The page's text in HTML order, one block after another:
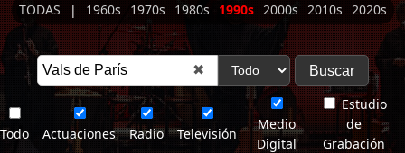
TODAS | 1960s 1970s 1980s 1990s 2000s 2010s 2020s
✖
Todo Actuaciones Radio Televisión
Medio
Digital
Estudio
de
Grabación